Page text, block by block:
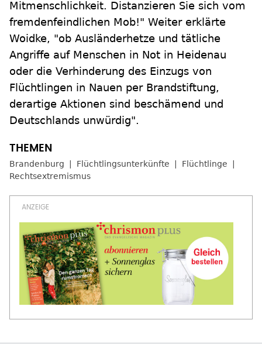
Mitmenschlichkeit. Distanzieren Sie sich vom
fremdenfeindlichen Mob!" Weiter erklärte
Woidke, "ob Ausländerhetze und tätliche
Angriffe auf Menschen in Not in Heidenau
oder die Verhinderung des Einzugs von
Flüchtlingen in Nauen per Brandstiftung,
derartige Aktionen sind beschämend und
Deutschlands unwürdig".
Brandenburg Flüchtlingsunterkünfte
Flüchtlinge
Rechtsextremismus